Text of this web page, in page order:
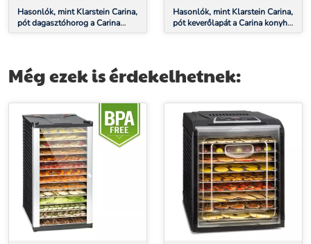
Hasonlók, mint Klarstein Carina,
pót dagasztóhorog a Carina
konyhai robotgéphez
Hasonlók, mint Klarstein Carina,
pót keverőlapát a Carina konyhai
robotgéphez
Még ezek is érdekelhetnek: